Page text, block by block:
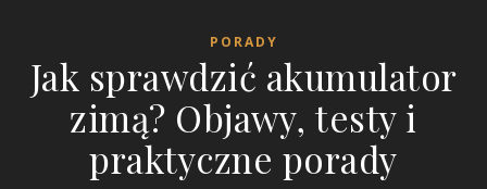
PORADY
Jak sprawdzić akumulator
zimą? Objawy, testy i
praktyczne porady